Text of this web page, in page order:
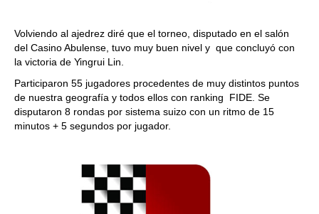
Volviendo al ajedrez diré que el torneo, disputado en el salón
del Casino Abulense, tuvo muy buen nivel y que concluyó con
la victoria de Yingrui Lin.
Participaron 55 jugadores procedentes de muy distintos puntos
de nuestra geografía y todos ellos con ranking FIDE. Se
disputaron 8 rondas por sistema suizo con un ritmo de 15
minutos + 5 segundos por jugador.